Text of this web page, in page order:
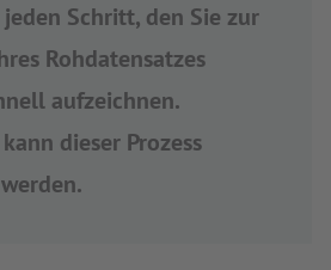
Schritt, den Sie zur
Rohdatensatzes
aufzeichnen.
dieser Prozess